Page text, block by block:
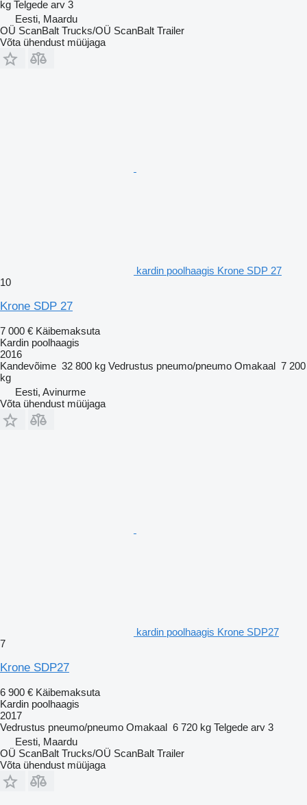
kg Telgede arv 3
Eesti, Maardu
OÜ ScanBalt Trucks/OÜ ScanBalt Trailer
Võta ühendust müüjaga
kardin poolhaagis Krone SDP 27
10
Krone SDP 27
7 000 € Käibemaksuta
Kardin poolhaagis
2016
Kandevõime 32 800 kg Vedrustus pneumo/pneumo Omakaal 7 200
kg
Eesti, Avinurme
Võta ühendust müüjaga
kardin poolhaagis Krone SDP27
7
Krone SDP27
6 900 € Käibemaksuta
Kardin poolhaagis
2017
Vedrustus pneumo/pneumo Omakaal 6 720 kg Telgede arv 3
Eesti, Maardu
OÜ ScanBalt Trucks/OÜ ScanBalt Trailer
Võta ühendust müüjaga